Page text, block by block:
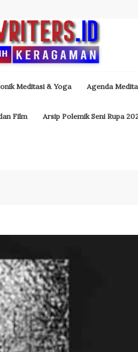
Meditasi & Yoga Agenda
Film Arsip Polemik Seni Rupa